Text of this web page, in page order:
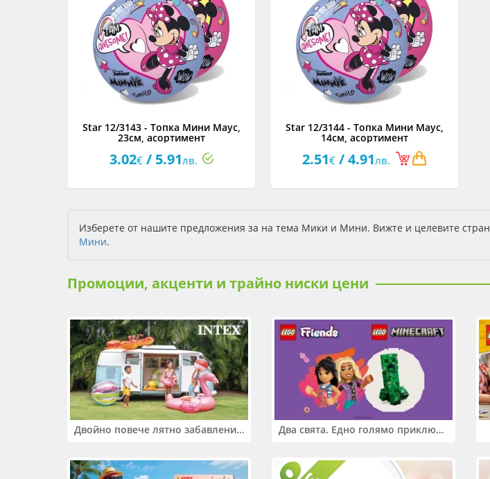
Star 12/3143 - Топка Мини Маус,
23см, асортимент
3.02€/ 5.91лв.
Star 12/3144 - Топка Мини Маус,
14см, асортимент
2.51€/ 4.91лв.
Изберете от нашите предложения за на тема Мики и Мини. Вижте и целевите
Мини.
Промоции, акценти и трайно ниски цени
Двойно повече лятно забавление! Купи 2 продукта INTEX и вземи -33% Два свята. Едно голямо приключение. Купи 2 продукта LEGO® Friends и/или LEGO® Minecraft и вземи -27%